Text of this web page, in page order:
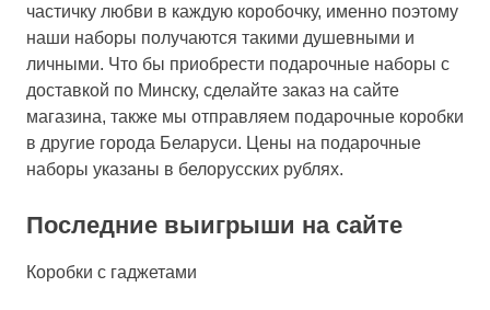
частичку любви в каждую коробочку, именно поэтому
наши наборы получаются такими душевными и
личными. Что бы приобрести подарочные наборы с
доставкой по Минску, сделайте заказ на сайте
магазина, также мы отправляем подарочные коробки
в другие города Беларуси. Цены на подарочные
наборы указаны в белорусских рублях.
Последние выигрыши на сайте
Коробки с гаджетами